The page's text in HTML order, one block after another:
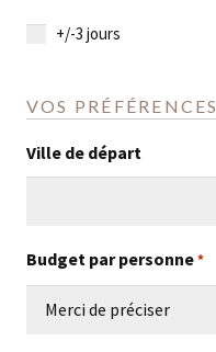
slash+/-3 jours
VOS PRÉFÉRENCES
Ville de départ
Budget par personne*